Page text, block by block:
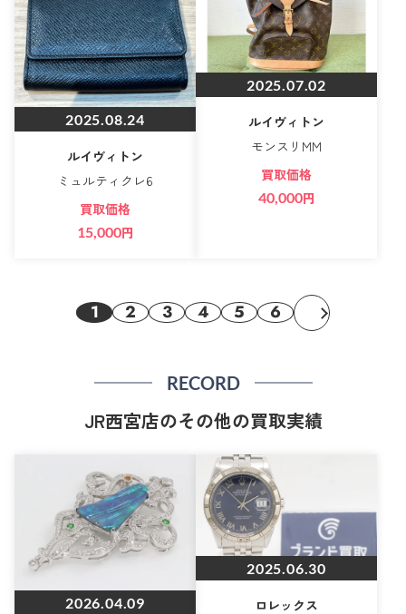
2025.08.24
ルイヴィトン
ミュルティクレ6
買取価格
15,000円
2025.07.02
ルイヴィトン
モンスリMM
買取価格
40,000円
1 2 3 4 5 6
RECORD
JR西宮店のその他の買取実績
2026.04.09
2025.06.30
ロレックス